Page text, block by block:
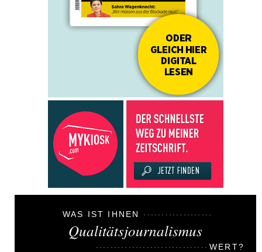
WAS IST IHNEN
Qualitätsjournalismus
WERT?